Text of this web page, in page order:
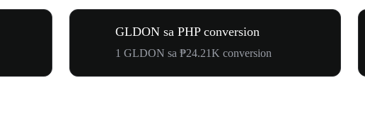
GLDON sa PHP conversion
1 GLDON sa ₱24.21K conversion